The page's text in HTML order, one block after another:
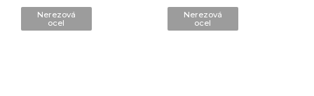
Nerezová
ocel
Nerezová
ocel